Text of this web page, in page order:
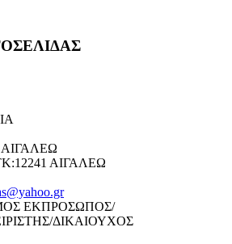
ΑΙΓΑΛΕΩ
ΑΙΓΑΛΕΩ
ΕΚΠΡΟΣΩΠΟΣ/
ΔΙΚΑΙΟΥΧΟΣ